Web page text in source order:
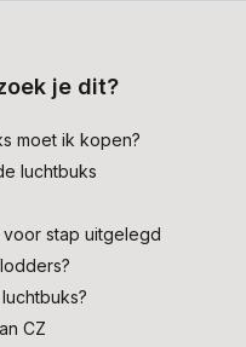
je dit?
moet ik kopen?
luchtbuks
voor stap uitgelegd
CZ